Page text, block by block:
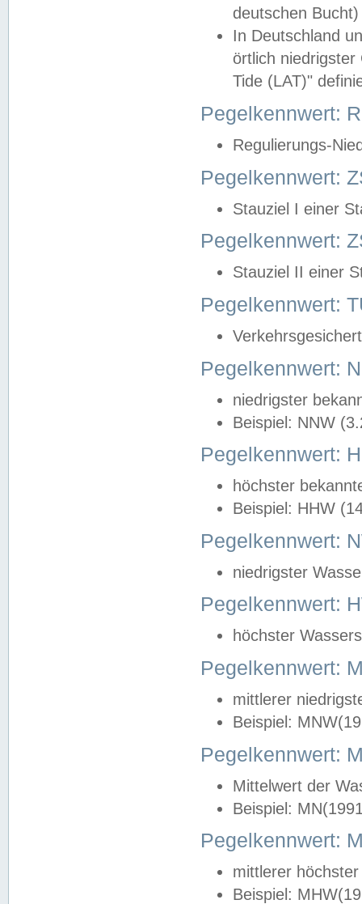
deutschen
In Deutschland
örtlich
Tide (LAT)"
Pegelkennwert:
Regulierungs-
Pegelkennwert:
Stauziel I einer
Pegelkennwert:
Stauziel II einer
Pegelkennwert:
Pegelkennwert:
niedrigster
Beispiel: NNW
Pegelkennwert:
höchster
Beispiel: HHW
Pegelkennwert:
niedrigster
Pegelkennwert:
höchster
Pegelkennwert:
mittlerer
Beispiel:
Pegelkennwert:
Mittelwert der
Beispiel:
Pegelkennwert:
mittlerer
Beispiel: